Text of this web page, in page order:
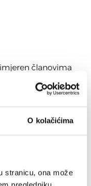
O kolačićima
stranicu, ona može
članovima
U pravilu su
štedjeti i imati
prinos fonda
dodatne mirovine.
možete